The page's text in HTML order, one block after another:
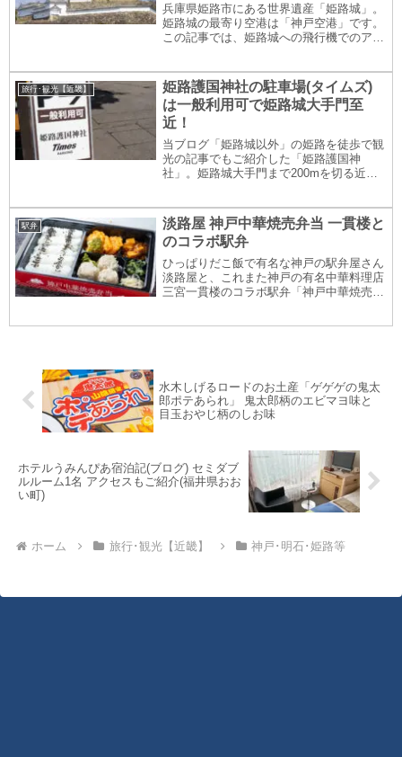
兵庫県姫路市にある世界遺産「姫路城」。
姫路城の最寄り空港は「神戸空港」です。
この記事では、姫路城への飛行機でのアク
空港についてもご案内)。姫路城へ飛行機
でのアクセ...
旅行･観光【近畿】
姫路護国神社の駐車場(タイムズ)
は一般利用可で姫路城大手門至
近！
当ブログ「姫路城以外」の姫路を徒歩で観
光の記事でもご紹介した「姫路護国神
社」。姫路城大手門まで200mを切る近さ
社の駐車場は一般利用可能な「タイムズ姫
路護国神社」姫...
駅弁
淡路屋 神戸中華焼売弁当 一貫楼と
のコラボ駅弁
ひっぱりだこ飯で有名な神戸の駅弁屋さん
淡路屋と、これまた神戸の有名中華料理店
三宮一貫楼のコラボ駅弁「神戸中華焼売弁
水木しげるロードのお土産「ゲゲゲの鬼太
郎ポテあられ」 鬼太郎柄のエビマヨ味と
目玉おやじ柄のしお味
ホテルうみんぴあ宿泊記(ブログ) セミダブ
ルルーム1名 アクセスもご紹介(福井県おお
い町)
ホーム 旅行･観光【近畿】 神戸･明石･姫路等